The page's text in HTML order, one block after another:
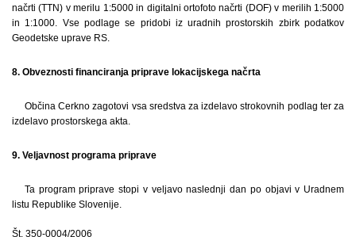
načrti (TTN) v merilu 1:5000 in digitalni ortofoto načrti (DOF) v merilih 1:5000
in 1:1000. Vse podlage se pridobi iz uradnih prostorskih zbirk podatkov
Geodetske uprave RS.
8. Obveznosti financiranja priprave lokacijskega načrta
Občina Cerkno zagotovi vsa sredstva za izdelavo strokovnih podlag ter za
izdelavo prostorskega akta.
9. Veljavnost programa priprave
Ta program priprave stopi v veljavo naslednji dan po objavi v Uradnem
listu Republike Slovenije.
Št. 350-0004/2006